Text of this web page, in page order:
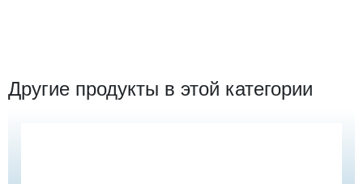
Другие продукты в этой категории